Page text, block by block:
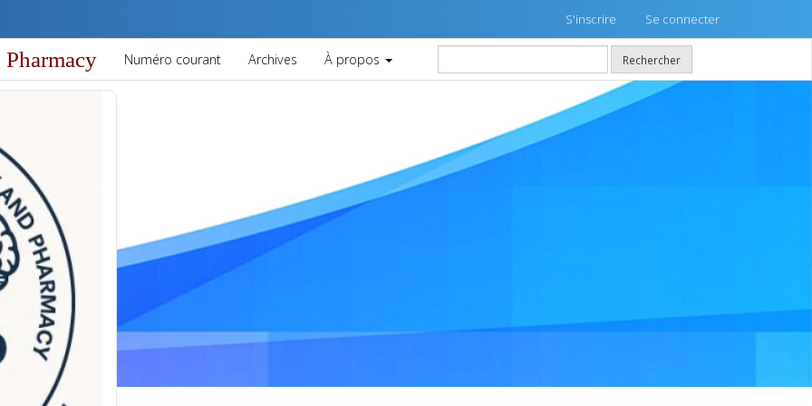
S'inscrire Se connecter
Numéro courant Archives À propos Rechercher